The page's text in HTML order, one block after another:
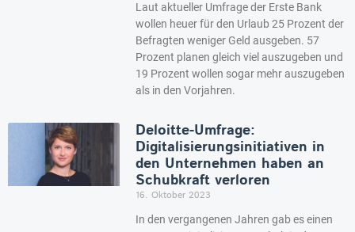
Laut aktueller Umfrage der Erste Bank
wollen heuer für den Urlaub 25 Prozent der
Befragten weniger Geld ausgeben. 57
Prozent planen gleich viel auszugeben und
19 Prozent wollen sogar mehr auszugeben
als in den Vorjahren.
Deloitte-Umfrage:
Digitalisierungsinitiativen in
den Unternehmen haben an
Schubkraft verloren
16. Oktober 2023
In den vergangenen Jahren gab es einen